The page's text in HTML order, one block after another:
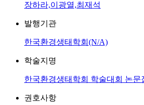
장하라,이광열,최재석
발행기관
한국환경생태학회(N/A)
학술지명
한국환경생태학회 학술대회 논문
권호사항